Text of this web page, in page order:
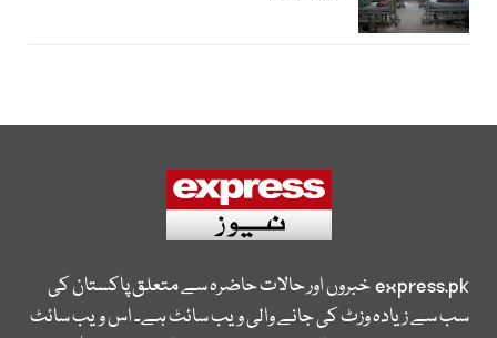
express.pkخبروں اور حالات حاضرہ سے متعلق پاکستان کی
سب سے زیادہ وزٹ کی جانے والی ویب سائٹ ہے۔ اس ویب سائٹ